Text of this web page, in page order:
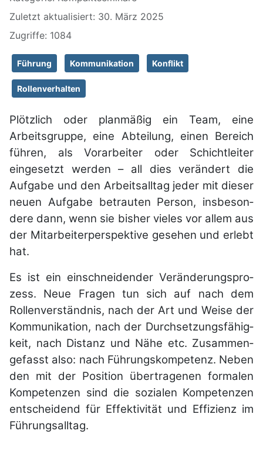
Zuletzt aktualisiert: 30. März 2025
Zugriffe: 1084
Führung Kommunikation Konflikt
Rollenverhalten
Plötzlich oder plan­mäßig ein Team, eine
Arbeits­gruppe, eine Ab­tei­lung, einen Bereich
führen, als Vor­arbei­ter oder Schicht­leiter
einge­setzt werden – all dies verändert die
Aufgabe und den Arbeits­alltag jeder mit dieser
neuen Aufgabe betrauten Person, ins­beson­
dere dann, wenn sie bisher vieles vor allem aus
der Mit­arbeiter­per­spek­tive gese­hen und er­lebt
hat.
Es ist ein einschneidender Verände­rungs­pro­
zess. Neue Fragen tun sich auf nach dem
Rollen­ver­ständ­nis, nach der Art und Weise der
Kommu­ni­ka­tion, nach der Durch­set­zungs­fähig­
keit, nach Distanz und Nähe etc. Zu­sam­men­
gefasst also: nach Füh­rungs­kom­petenz. Neben
den mit der Position übertragenen formalen
Kompetenzen sind die sozia­len Kompe­tenzen
ent­schei­dend für Effek­tivität und Effi­zienz im
Führung­sall­tag.